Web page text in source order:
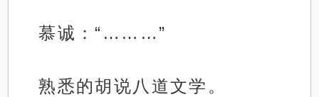
慕诚：“………”
熟悉的胡说八道文学。